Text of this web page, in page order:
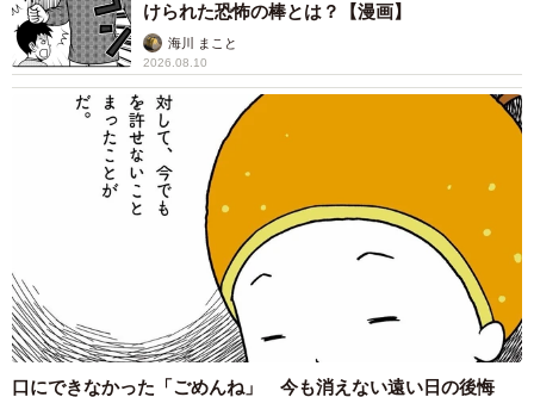
けられた恐怖の棒とは？【漫画】
海川 まこと
2026.08.10
口にできなかった「ごめんね」 今も消えない遠い日の後悔